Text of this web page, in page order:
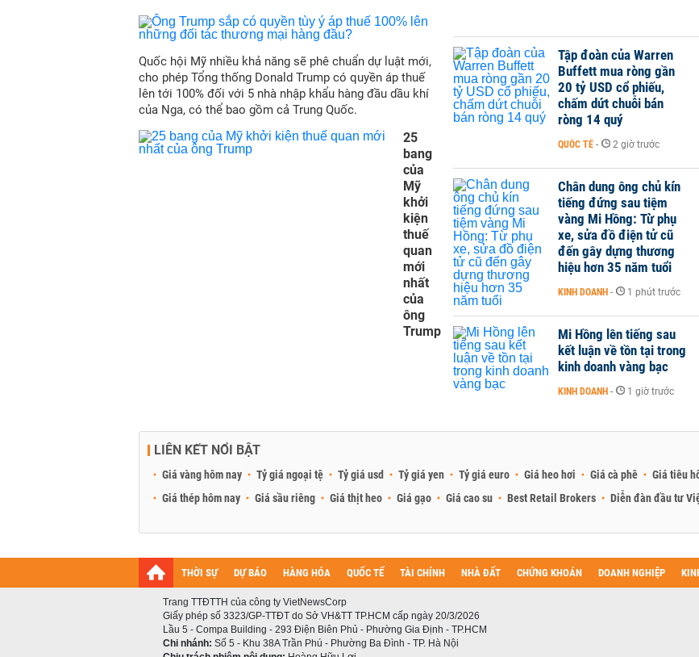
Quốc hội Mỹ nhiều khả năng sẽ phê chuẩn dự luật mới,
cho phép Tổng thống Donald Trump có quyền áp thuế
lên tới 100% đối với 5 nhà nhập khẩu hàng đầu dầu khí
của Nga, có thể bao gồm cả Trung Quốc.
25
bang
của
Mỹ
khởi
kiện
thuế
quan
mới
nhất
của
ông
Trump
Tập đoàn của Warren
Buffett mua ròng gần
20 tỷ USD cổ phiếu,
chấm dứt chuỗi bán
ròng 14 quý
QUỐC TẾ - 2 giờ trước
Chân dung ông chủ kín
tiếng đứng sau tiệm
vàng Mi Hồng: Từ phụ
xe, sửa đồ điện tử cũ
đến gây dựng thương
hiệu hơn 35 năm tuổi
KINH DOANH - 1 phút trước
Mi Hồng lên tiếng sau
kết luận về tồn tại trong
kinh doanh vàng bạc
KINH DOANH - 1 giờ trước
LIÊN KẾT NỔI BẬT
Giá vàng hôm nay Tỷ giá ngoại tệ Tỷ giá usd Tỷ giá yen Tỷ giá euro Giá heo hơi Giá cà phê Giá tiêu
Giá thép hôm nay
Giá sầu riêng Giá thịt heo Giá gạo Giá cao su Best Retail Brokers Diễn đàn đầu tư
THỜI SỰ DỰ BÁO HÀNG HÓA QUỐC TẾ TÀI CHÍNH NHÀ ĐẤT CHỨNG KHOÁN DOANH NGHIỆP
Trang TTĐTTH của công ty VietNewsCorp
Giấy phép số 3323/GP-TTĐT do Sở VH&TT TP.HCM cấp ngày 20/3/2026
Lầu 5 - Compa Building - 293 Điện Biên Phủ - Phường Gia Định - TP.HCM
Chi nhánh: Số 5 - Khu 38A Trần Phú - Phường Ba Đình - TP. Hà Nội